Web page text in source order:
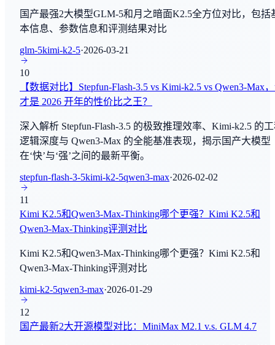
Qwen3.7-Max-Preview
By阿里巴巴
Qwen3.7 Max
Gemma 4 120B
Gemini Omni
ByGoogle Deep Mind
Composer 2.5
ByCursor
ByxAI
MiniCPM-V 4.6
AI Agent - 工具使用
多模态理解
SimpleVQA
多模态理解
CodeForces
编程与软件工程
Simple Bench
IMO 2024
数学推理
IMO 2025
Agent能力评测
国产最强2大模型GLM-5和月之暗面K2.5全方位对比，包括
本信息、参数信息和评测结果对比
glm-5kimi-k2-5·2026-03-21
10
【数据对比】Stepfun-Flash-3.5 vs Kimi-k2.5 vs Qwen3-Max
才是 2026 开年的性价比之王？
深入解析 Stepfun-Flash-3.5 的极致推理效率、Kimi-k2.5 的
逻辑深度与 Qwen3-Max 的全能基准表现，揭示国产大模型
在‘快’与‘强’之间的最新平衡。
stepfun-flash-3-5kimi-k2-5qwen3-max·2026-02-02
11
Kimi K2.5和Qwen3-Max-Thinking哪个更强？Kimi K2.5和
Qwen3-Max-Thinking评测对比
Kimi K2.5和Qwen3-Max-Thinking哪个更强？Kimi K2.5和
Qwen3-Max-Thinking评测对比
kimi-k2-5qwen3-max·2026-01-29
12
国产最新2大开源模型对比：MiniMax M2.1 v.s. GLM 4.7